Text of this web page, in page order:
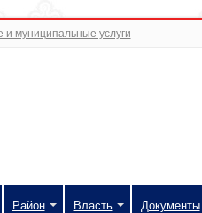
и муниципальные услуги
Район Власть Документы